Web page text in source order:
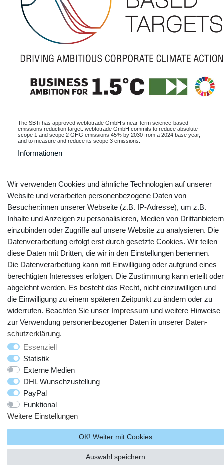
The SBTi has approved webtotrade GmbH’s near-term science-based
emissions reduction target: webtotrade GmbH commits to reduce absolute
scope 1 and scope 2 GHG emissions 45% by 2030 from a 2024 base year,
and to measure and reduce its scope 3 emissions.
Informationen
Vertrag widerrufen Kontakt
YouTube Facebook Instagram
© Copyright 2025 webtotrade GmbH. Alle Rechte vorbehalten.
Wir verwenden Cookies und ähnliche Technologien auf unserer
Website und verarbeiten personenbezogene Daten von
Besucher:innen unserer Webseite (z.B. IP-Adresse), um z.B.
Inhalte und Anzeigen zu personalisieren, Medien von Drittanbietern
einzubinden oder Zugriffe auf unsere Website zu analysieren. Die
Datenverarbeitung erfolgt erst durch gesetzte Cookies. Wir teilen
diese Daten mit Dritten, die wir in den Einstellungen benennen.
Die Datenverarbeitung kann mit Einwilligung oder aufgrund eines
berechtigten Interesses erfolgen. Die Zustimmung kann erteilt oder
abgelehnt werden. Es besteht das Recht, nicht einzuwilligen und
die Einwilligung zu einem späteren Zeitpunkt zu ändern oder zu
widerrufen. Beachten Sie unser Impressum und weitere Hinweise
zur Verwendung personenbezogener Daten in unserer Daten­
schutz­erklärung.
Essenziell
Statistik
Externe Medien
DHL Wunschzustellung
PayPal
Funktional
Weitere Einstellungen
OK! Weiter mit Cookies
Auswahl speichern